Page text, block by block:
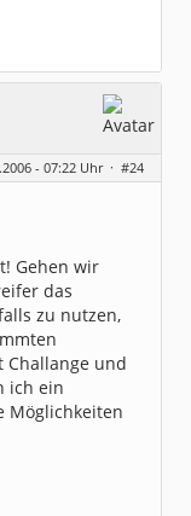
- 07:22 Uhr · #24
Gehen wir
das
zu nutzen,
Challange und
ich ein
Möglichkeiten